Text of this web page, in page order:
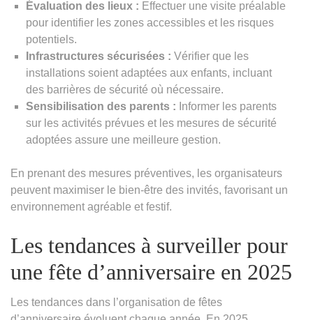
Évaluation des lieux : Effectuer une visite préalable
pour identifier les zones accessibles et les risques
potentiels.
Infrastructures sécurisées : Vérifier que les
installations soient adaptées aux enfants, incluant
des barrières de sécurité où nécessaire.
Sensibilisation des parents : Informer les parents
sur les activités prévues et les mesures de sécurité
adoptées assure une meilleure gestion.
En prenant des mesures préventives, les organisateurs
peuvent maximiser le bien-être des invités, favorisant un
environnement agréable et festif.
Les tendances à surveiller pour
une fête d’anniversaire en 2025
Les tendances dans l’organisation de fêtes